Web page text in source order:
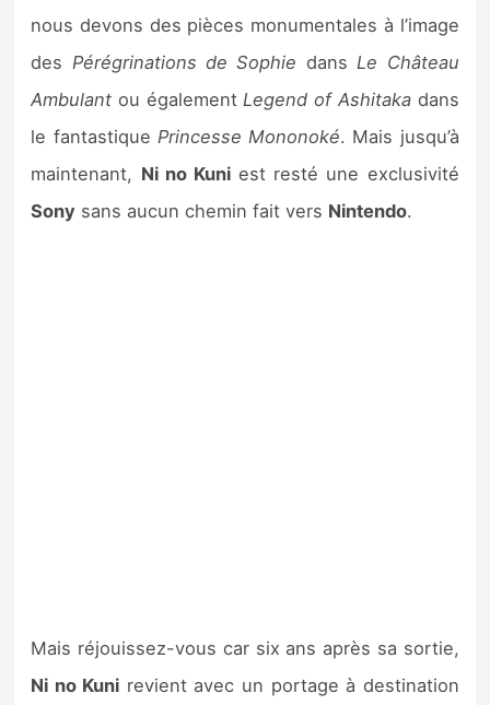
Guides
nous devons des pièces monumentales à l’image
des Pérégrinations de Sophie dans Le Château
Ambulant ou également Legend of Ashitakadans
le fantastique Princesse Mononoké. Mais jusqu’à
maintenant, Ni no Kuni est resté une exclusivité
Sony sans aucun chemin fait vers Nintendo.
Mais réjouissez-vous car six ans après sa sortie,
Ni no Kuni revient avec un portage à destination